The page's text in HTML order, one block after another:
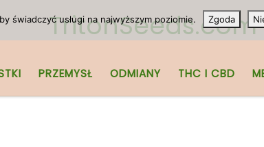
TritonSeeds.com
PRZEMYSŁ ODMIANY THC I CBD
świadczyć usługi na najwyższym poziomie. Zgoda